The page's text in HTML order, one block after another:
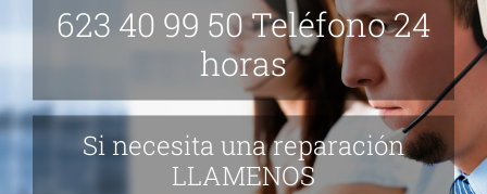
623 40 99 50 Teléfono 24
horas
Si necesita una reparación
LLAMENOS